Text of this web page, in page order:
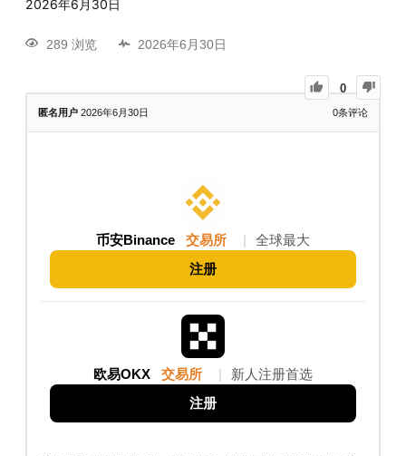
2026年6月30日
289 浏览 2026年6月30日
0
匿名用户 2026年6月30日 0条评论
币安Binance 交易所 全球最大
注册
欧易OKX 交易所 新人注册首选
注册